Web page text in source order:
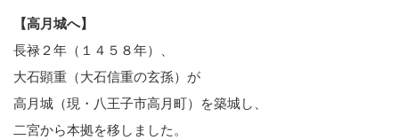
【高月城へ】
長禄２年（１４５８年）、
大石顕重（大石信重の玄孫）が
高月城（現・八王子市高月町）を築城し、
二宮から本拠を移しました。